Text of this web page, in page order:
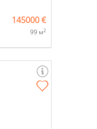
145000 €
99 м2